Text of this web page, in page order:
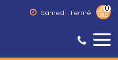
Samedi : Fermé 0